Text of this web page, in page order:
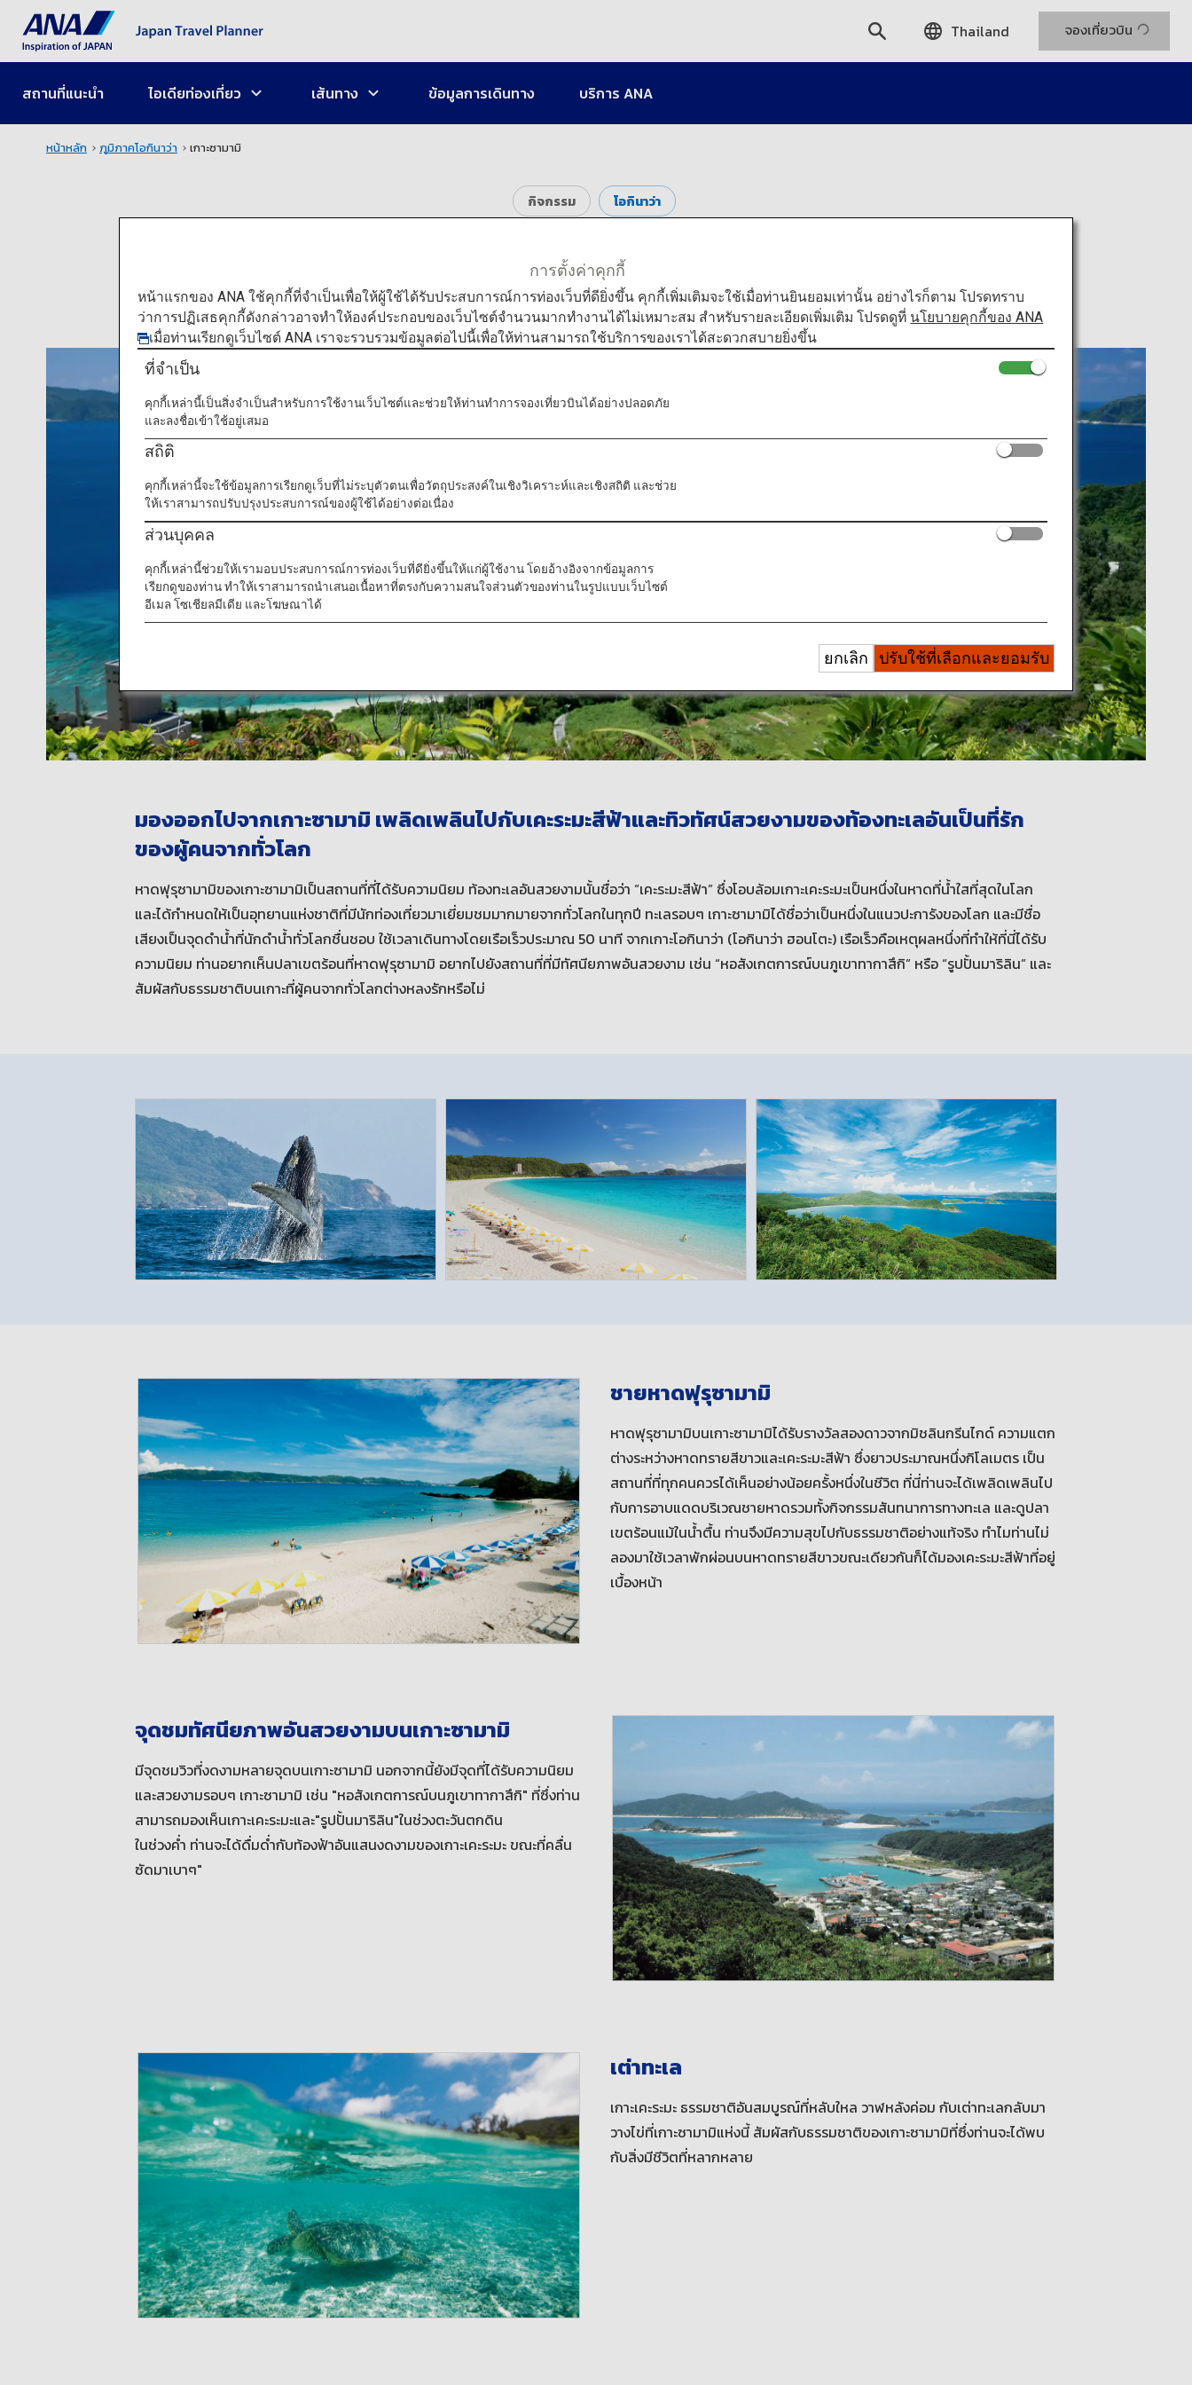
Thailand จองเที่ยวบิน
สถานที่แนะนำ ไอเดียท่องเที่ยว เส้นทาง ข้อมูลการเดินทาง บริการ ANA
หน้าหลัก ภูมิภาคโอกินาว่า เกาะซามามิ
กิจกรรม โอกินาว่า
เกาะซามามิ
มองออกไปจากเกาะซามามิ เพลิดเพลินไปกับเคะระมะสีฟ้าและทิวทัศน์สวยงามของท้องทะเลอันเป็นที่รัก
ของผู้คนจากทั่วโลก
หาดฟุรุซามามิของเกาะซามามิเป็นสถานที่ที่ได้รับความนิยม ท้องทะเลอันสวยงามนั้นชื่อว่า “เคะระมะสีฟ้า” ซึ่งโอบล้อมเกาะเคะระมะเป็นหนึ่งในหาดที่น้ำใสที่สุดในโลก
และได้กำหนดให้เป็นอุทยานแห่งชาติที่มีนักท่องเที่ยวมาเยี่ยมชมมากมายจากทั่วโลกในทุกปี ทะเลรอบๆ เกาะซามามิได้ชื่อว่าเป็นหนึ่งในแนวปะการังของโลก และมีชื่อ
เสียงเป็นจุดดำน้ำที่นักดำน้ำทั่วโลกชื่นชอบ ใช้เวลาเดินทางโดยเรือเร็วประมาณ 50 นาที จากเกาะโอกินาว่า (โอกินาว่า ฮอนโตะ) เรือเร็วคือเหตุผลหนึ่งที่ทำให้ที่นี่ได้รับ
ความนิยม ท่านอยากเห็นปลาเขตร้อนที่หาดฟุรุซามามิ อยากไปยังสถานที่ที่มีทัศนียภาพอันสวยงาม เช่น “หอสังเกตการณ์บนภูเขาทากาสึกิ” หรือ “รูปปั้นมาริลิน” และ
สัมผัสกับธรรมชาติบนเกาะที่ผู้คนจากทั่วโลกต่างหลงรักหรือไม่
ชายหาดฟุรุซามามิ
หาดฟุรุซามามิบนเกาะซามามิได้รับรางวัลสองดาวจากมิชลินกรีนไกด์ ความแตก
ต่างระหว่างหาดทรายสีขาวและเคะระมะสีฟ้า ซึ่งยาวประมาณหนึ่งกิโลเมตร เป็น
สถานที่ที่ทุกคนควรได้เห็นอย่างน้อยครั้งหนึ่งในชีวิต ที่นี่ท่านจะได้เพลิดเพลินไป
กับการอาบแดดบริเวณชายหาดรวมทั้งกิจกรรมสันทนาการทางทะเล และดูปลา
เขตร้อนแม้ในน้ำตื้น ท่านจึงมีความสุขไปกับธรรมชาติอย่างแท้จริง ทำไมท่านไม่
ลองมาใช้เวลาพักผ่อนบนหาดทรายสีขาวขณะเดียวกันก็ได้มองเคะระมะสีฟ้าที่อยู่
เบื้องหน้า
จุดชมทัศนียภาพอันสวยงามบนเกาะซามามิ
มีจุดชมวิวที่งดงามหลายจุดบนเกาะซามามิ นอกจากนี้ยังมีจุดที่ได้รับความนิยม
และสวยงามรอบๆ เกาะซามามิ เช่น "หอสังเกตการณ์บนภูเขาทากาสึกิ" ที่ซึ่งท่าน
สามารถมองเห็นเกาะเคะระมะและ"รูปปั้นมาริลิน"ในช่วงตะวันตกดิน
ในช่วงค่ำ ท่านจะได้ดื่มด่ำกับท้องฟ้าอันแสนงดงามของเกาะเคะระมะ ขณะที่คลื่น
ซัดมาเบาๆ"
เต่าทะเล
เกาะเคะระมะ ธรรมชาติอันสมบูรณ์ที่หลับใหล วาฬหลังค่อม กับเต่าทะเลกลับมา
วางไข่ที่เกาะซามามิแห่งนี้ สัมผัสกับธรรมชาติของเกาะซามามิที่ซึ่งท่านจะได้พบ
กับสิ่งมีชีวิตที่หลากหลาย
การตั้งค่าคุกกี้
หน้าแรกของ ANA ใช้คุกกี้ที่จำเป็นเพื่อให้ผู้ใช้ได้รับประสบการณ์การท่องเว็บที่ดียิ่งขึ้น คุกกี้เพิ่มเติมจะใช้เมื่อท่านยินยอมเท่านั้น อย่างไรก็ตาม โปรดทราบ
ว่าการปฏิเสธคุกกี้ดังกล่าวอาจทำให้องค์ประกอบของเว็บไซต์จำนวนมากทำงานได้ไม่เหมาะสม สำหรับรายละเอียดเพิ่มเติม โปรดดูที่ นโยบายคุกกี้ของ ANA
เมื่อท่านเรียกดูเว็บไซต์ ANA เราจะรวบรวมข้อมูลต่อไปนี้เพื่อให้ท่านสามารถใช้บริการของเราได้สะดวกสบายยิ่งขึ้น
ที่จำเป็น
คุกกี้เหล่านี้เป็นสิ่งจำเป็นสำหรับการใช้งานเว็บไซต์และช่วยให้ท่านทำการจองเที่ยวบินได้อย่างปลอดภัย
และลงชื่อเข้าใช้อยู่เสมอ
สถิติ
คุกกี้เหล่านี้จะใช้ข้อมูลการเรียกดูเว็บที่ไม่ระบุตัวตนเพื่อวัตถุประสงค์ในเชิงวิเคราะห์และเชิงสถิติ และช่วย
ให้เราสามารถปรับปรุงประสบการณ์ของผู้ใช้ได้อย่างต่อเนื่อง
ส่วนบุคคล
คุกกี้เหล่านี้ช่วยให้เรามอบประสบการณ์การท่องเว็บที่ดียิ่งขึ้นให้แก่ผู้ใช้งาน โดยอ้างอิงจากข้อมูลการ
เรียกดูของท่าน ทำให้เราสามารถนำเสนอเนื้อหาที่ตรงกับความสนใจส่วนตัวของท่านในรูปแบบเว็บไซต์
อีเมล โซเชียลมีเดีย และโฆษณาได้
ปรับใช้ที่เลือกและยอมรับ
ยกเลิก